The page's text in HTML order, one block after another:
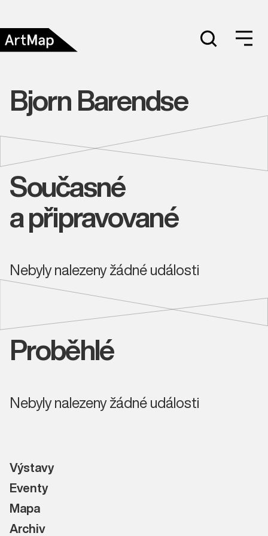
Bjorn Barendse
Současné
a připravované
Nebyly nalezeny žádné události
Proběhlé
Nebyly nalezeny žádné události
Výstavy
Eventy
Mapa
Archiv